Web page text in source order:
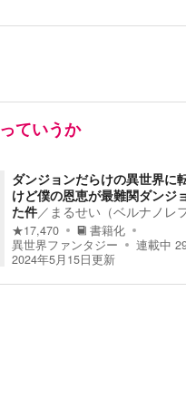
っていうか
ダンジョンだらけの異世界に
けど僕の恩恵が最難関ダンジ
た件／ まるせい（ベルナノレフ
★17,470
書籍化
異世界ファンタジー
連載中
2024年5月15日更新